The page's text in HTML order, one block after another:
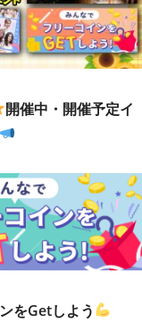
開催中・開催予定イ
をGetしよう